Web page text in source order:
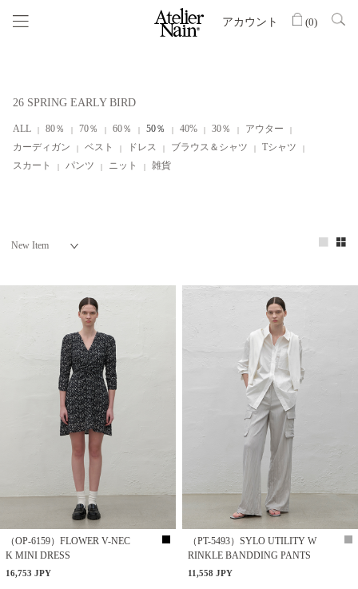
アカウント (0)
26 SPRING EARLY BIRD
ALL 80％ 70％ 60％ 50％ 40% 30％
アウター
カーディガン
ベスト ドレス ブラウス＆シャツ
Tシャツ
スカート
パンツ ニット 雑貨
（OP-6159）FLOWER V-NEC
K MINI DRESS
16,753 JPY
（PT-5493）SYLO UTILITY W
RINKLE BANDDING PANTS
11,558 JPY